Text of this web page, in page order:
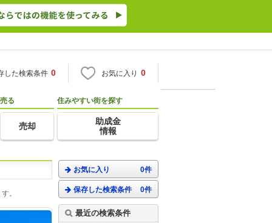
した検索条件 0 お気に入り 0
売る
売却
住みやすい街を探す
助成金
情報
。
お気に入り 0件
保存した検索条件 0件
最近の検索条件